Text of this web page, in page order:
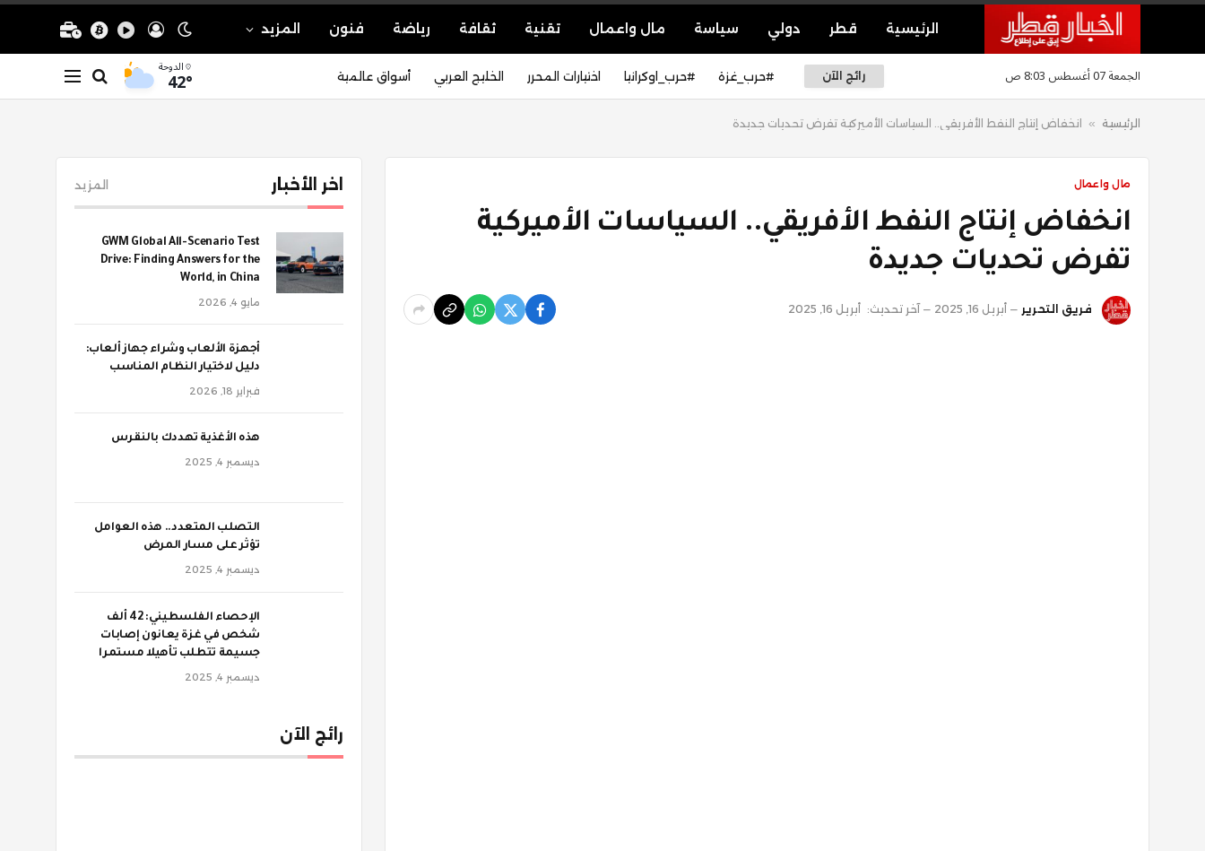
الرئيسية قطر دولي سياسة مال واعمال تقنية ثقافة رياضة فنون المزيد
الجمعة 07 أغسطس 8:03 ص رائج الآن #حرب_غزة #حرب_اوكرانيا اختيارات المحرر الخليج العربي أسواق عالمية الدوحة
42°
الرئيسية » انخفاض إنتاج النفط الأفريقي.. السياسات الأميركية تفرض تحديات جديدة
مال واعمال
انخفاض إنتاج النفط الأفريقي.. السياسات الأميركية
تفرض تحديات جديدة
فريق التحرير أبريل 16, 2025 آخر تحديث: أبريل 16, 2025
اخر الأخبار المزيد
GWM Global All-Scenario Test
Drive: Finding Answers for the
World, in China
مايو 4, 2026
أجهزة الألعاب وشراء جهاز ألعاب:
دليل لاختيار النظام المناسب
فبراير 18, 2026
‫هذه الأغذية تهددك بالنقرس
ديسمبر 4, 2025
‫التصلب المتعدد.. هذه العوامل
تؤثر على مسار المرض
ديسمبر 4, 2025
الإحصاء الفلسطيني: 42 ألف
شخص في غزة يعانون إصابات
جسيمة تتطلب تأهيلا مستمرا
ديسمبر 4, 2025
رائج الآن